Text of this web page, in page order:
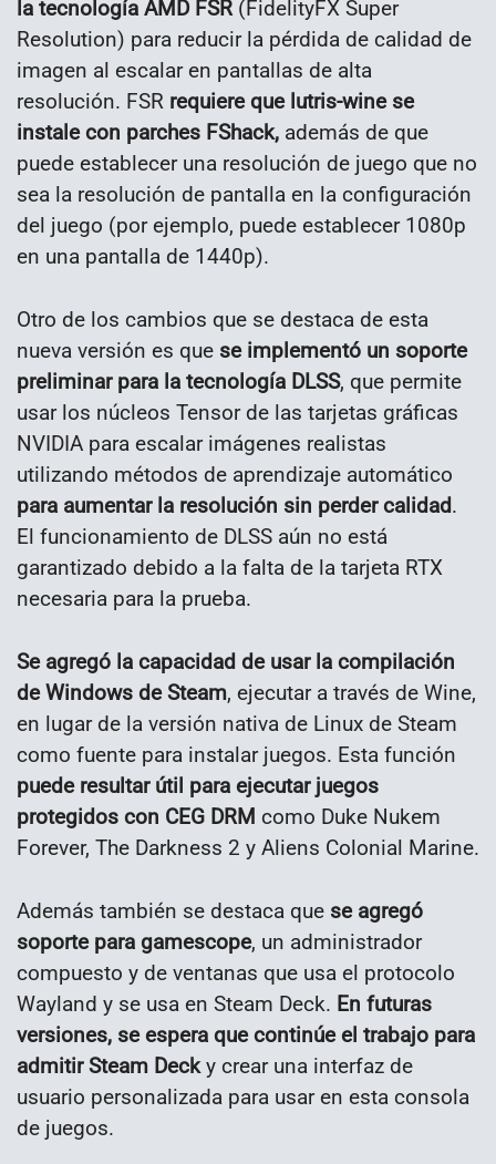
la tecnología AMD FSR (FidelityFX Super
Resolution) para reducir la pérdida de calidad de
imagen al escalar en pantallas de alta
resolución. FSR requiere que lutris-wine se
instale con parches FShack, además de que
puede establecer una resolución de juego que no
sea la resolución de pantalla en la configuración
del juego (por ejemplo, puede establecer 1080p
en una pantalla de 1440p).
Otro de los cambios que se destaca de esta
nueva versión es que se implementó un soporte
preliminar para la tecnología DLSS, que permite
usar los núcleos Tensor de las tarjetas gráficas
NVIDIA para escalar imágenes realistas
utilizando métodos de aprendizaje automático
para aumentar la resolución sin perder calidad.
El funcionamiento de DLSS aún no está
garantizado debido a la falta de la tarjeta RTX
necesaria para la prueba.
Se agregó la capacidad de usar la compilación
de Windows de Steam, ejecutar a través de Wine,
en lugar de la versión nativa de Linux de Steam
como fuente para instalar juegos. Esta función
puede resultar útil para ejecutar juegos
protegidos con CEG DRM como Duke Nukem
Forever, The Darkness 2 y Aliens Colonial Marine.
Además también se destaca que se agregó
soporte para gamescope, un administrador
compuesto y de ventanas que usa el protocolo
Wayland y se usa en Steam Deck. En futuras
versiones, se espera que continúe el trabajo para
admitir Steam Decky crear una interfaz de
usuario personalizada para usar en esta consola
de juegos.